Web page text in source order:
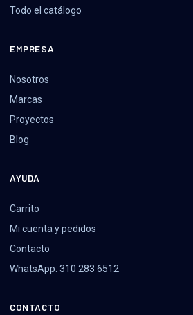
Todo el catálogo
EMPRESA
Nosotros
Marcas
Proyectos
Blog
AYUDA
Carrito
Mi cuenta y pedidos
Contacto
WhatsApp: 310 283 6512
CONTACTO